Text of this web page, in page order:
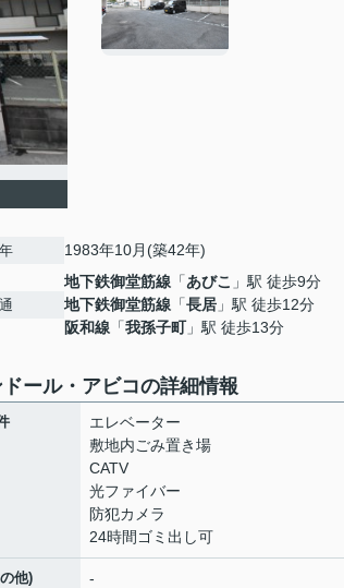
1983年10月(築42年)
地下鉄御堂筋線 「あびこ 」駅 徒歩9分
地下鉄御堂筋線 「長居 」駅 徒歩12分
阪和線 「我孫子町」駅 徒歩13分
ール・アビコの詳細情報
エレベーター
敷地内ごみ置き場
CATV
光ファイバー
防犯カメラ
24時間ゴミ出し可
他) -